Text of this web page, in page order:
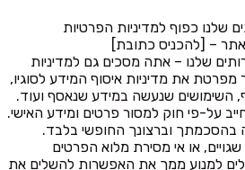
שלנו כפוף למדיניות הפרטיות
– [להכניס כתובת]
שלנו – אתה מסכים גם למדיניות
את מדיניות איסוף המידע לסוגיו,
השימושים שנעשה במידע שנאסף ועוד.
על-פי חוק למסור פרטים ומידע האישי.
בהסכמתך וברצונך החופשי בלבד.
או אי מסירת מלוא הפרטים
למנוע ממך את האפשרות להשלים את